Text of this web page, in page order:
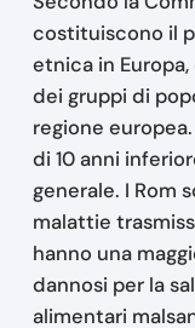
costituiscono il
etnica in
dei gruppi di
regione
di 10 anni
generale. I Rom
malattie
hanno una
dannosi per la
alimentari